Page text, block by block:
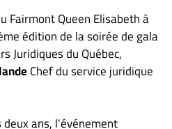
Fairmont Queen Elisabeth à
édition de la soirée de gala
Juridiques du Québec,
Chef du service juridique
ans, l'événement